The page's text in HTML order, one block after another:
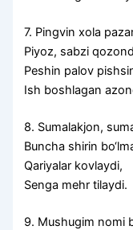
7. Pingvin xola
Piyoz, sabzi
Peshin palov
Ish boshlagan
8. Sumalakjon,
Buncha shirin
Qariyalar kovlaydi,
Senga mehr tilaydi.
9. Mushugim nomi